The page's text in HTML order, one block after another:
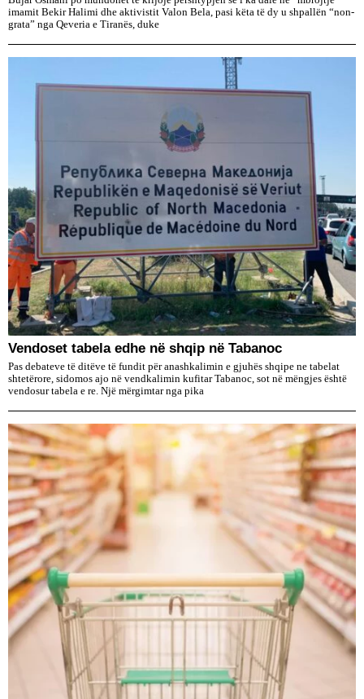
imamit Bekir Halimi dhe aktivistit Valon Bela, pasi këta të dy u shpallën “non-
grata” nga Qeveria e Tiranës, duke
Vendoset tabela edhe në shqip në Tabanoc
Pas debateve të ditëve të fundit për anashkalimin e gjuhës shqipe ne tabelat
shtetërore, sidomos ajo në vendkalimin kufitar Tabanoc, sot në mëngjes është
vendosur tabela e re. Një mërgimtar nga pika